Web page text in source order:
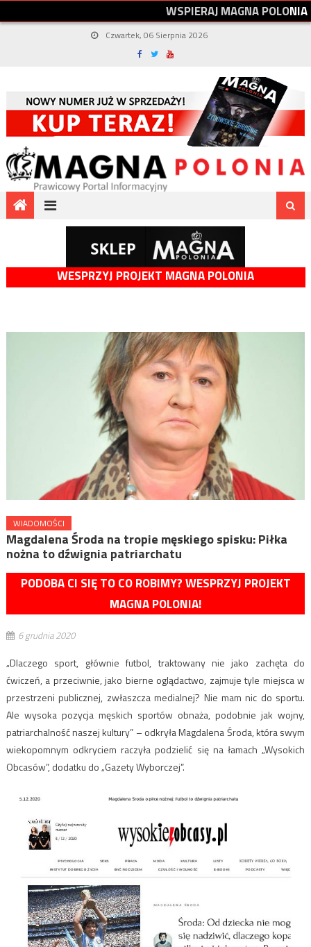
WSPIERAJMAGNAPOLONIA
Czwartek, 06 Sierpnia 2026
WESPRZYJ PROJEKT MAGNA POLONIA
WIADOMOŚCI
Magdalena Środa na tropie męskiego spisku: Piłka
nożna to dźwignia patriarchatu
PODOBA CI SIĘ TO CO ROBIMY? WESPRZYJ PROJEKT
MAGNA POLONIA!
6 grudnia 2020
„Dlaczego sport, głównie futbol, traktowany nie jako zachęta do
ćwiczeń, a przeciwnie, jako bierne oglądactwo, zajmuje tyle miejsca w
przestrzeni publicznej, zwłaszcza medialnej? Nie mam nic do sportu.
Ale wysoka pozycja męskich sportów obnaża, podobnie jak wojny,
patriarchalność naszej kultury” – odkryła Magdalena Środa, która swym
wiekopomnym odkryciem raczyła podzielić się na łamach „Wysokich
Obcasów”, dodatku do „Gazety Wyborczej”.